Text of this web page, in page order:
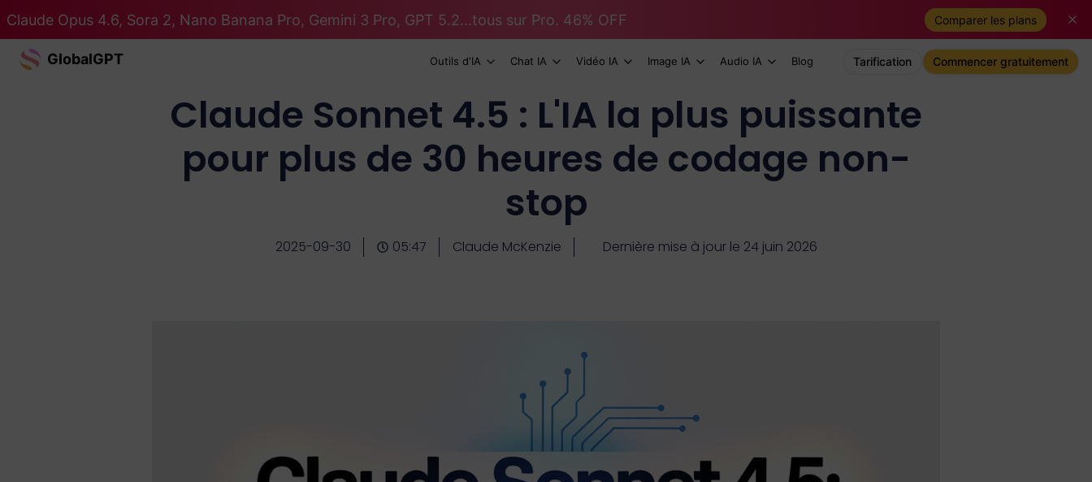
Claude Opus 4.6, Sora 2, Nano Banana Pro, Gemini 3 Pro, GPT 5.2...tous sur Pro. 46% OFF Comparer les plans
GlobalGPT Outils d'IA Chat IA Vidéo IA Image IA Audio IA Blog Tarification Commencer gratuitement
Claude Sonnet 4.5 : L'IA la plus puissante
pour plus de 30 heures de codage non-
stop
2025-09-30 05:47 Claude McKenzie Dernière mise à jour le 24 juin 2026